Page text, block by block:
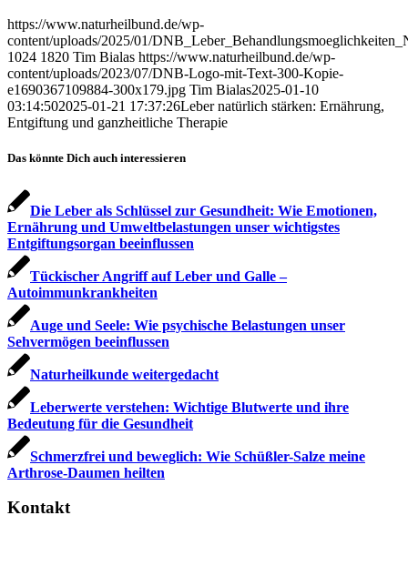
https://www.naturheilbund.de/wp-
content/uploads/2025/01/
1024 1820 Tim Bialas https://www.naturheilbund.de/wp-
content/uploads/2023/07/DNB-Logo-mit-Text-300-Kopie-
e1690367109884-300x179.jpg Tim Bialas2025-01-10
03:14:502025-01-21 17:37:26Leber natürlich stärken: Ernährung,
Entgiftung und ganzheitliche Therapie
Das könnte Dich auch interessieren
Die Leber als Schlüssel zur Gesundheit: Wie Emotionen,
Ernährung und Umweltbelastungen unser wichtigstes
Entgiftungsorgan beeinflussen
Tückischer Angriff auf Leber und Galle –
Autoimmunkrankheiten
Auge und Seele: Wie psychische Belastungen unser
Sehvermögen beeinflussen
Naturheilkunde weitergedacht
Leberwerte verstehen: Wichtige Blutwerte und ihre
Bedeutung für die Gesundheit
Schmerzfrei und beweglich: Wie Schüßler-Salze meine
Arthrose-Daumen heilten
Kontakt